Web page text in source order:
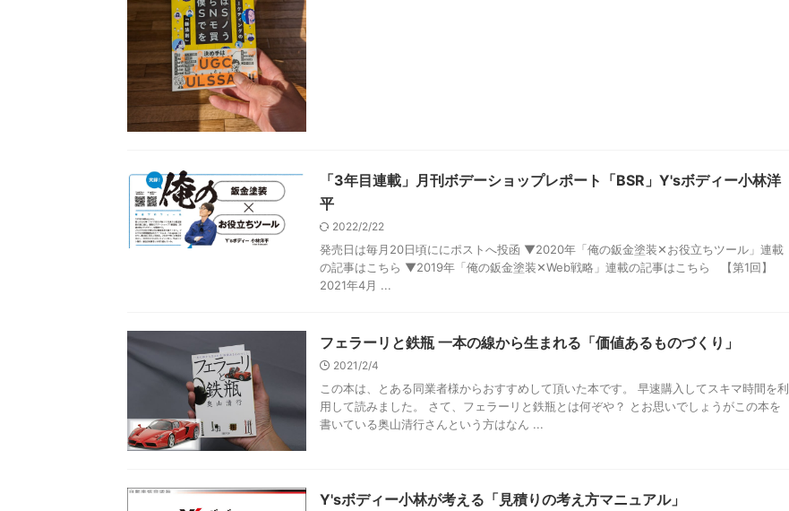
「3年目連載」月刊ボデーショップレポート「BSR」Y'sボディー小林洋
平
2022/2/22
発売日は毎月20日頃ににポストへ投函 ▼2020年「俺の鈑金塗装✕お役立ちツール」連載
の記事はこちら ▼2019年「俺の鈑金塗装✕Web戦略」連載の記事はこちら 【第1回】
2021年4月 ...
フェラーリと鉄瓶 一本の線から生まれる「価値あるものづくり」
2021/2/4
この本は、とある同業者様からおすすめして頂いた本です。 早速購入してスキマ時間を利
用して読みました。 さて、フェラーリと鉄瓶とは何ぞや？ とお思いでしょうがこの本を
書いている奥山清行さんという方はなん ...
Y'sボディー小林が考える「見積りの考え方マニュアル」